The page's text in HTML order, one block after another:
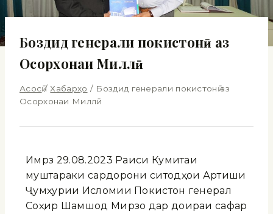
Боздид генерали покистонӣ аз
Осорхонаи Миллӣ
Асосӣ / Хабарҳо / Боздид генерали покистонӣ аз
Осорхонаи Миллӣ
Имрӯз 29.08.2023 Раиси Кумитаи
муштараки сардорони ситодҳои Артиши
Ҷумҳурии Исломии Покистон генерал
Соҳир Шамшод Мирзо дар доираи сафар